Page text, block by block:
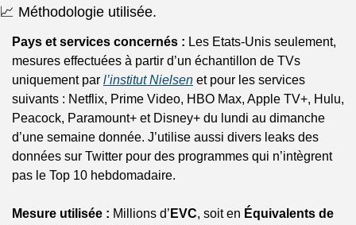
📈 Méthodologie utilisée.
Pays et services concernés : Les Etats-Unis seulement,
mesures effectuées à partir d’un échantillon de TVs
uniquement par l’institut Nielsen et pour les services
suivants : Netflix, Prime Video, HBO Max, Apple TV+, Hulu,
Peacock, Paramount+ et Disney+ du lundi au dimanche
d’une semaine donnée. J’utilise aussi divers leaks des
données sur Twitter pour des programmes qui n’intègrent
pas le Top 10 hebdomadaire.
Mesure utilisée : Millions d’ EVC, soit en Équivalents de